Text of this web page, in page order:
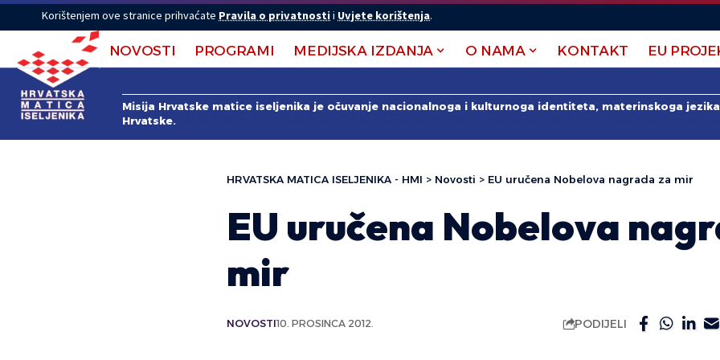
Korištenjem ove stranice prihvaćate Pravila o privatnostii Uvjete korištenja.
NOVOSTI PROGRAMI MEDIJSKA IZDANJA O NAMA KONTAKT EU
Misija Hrvatske matice iseljenika je očuvanje nacionalnoga i kulturnoga identiteta, materinskoga
Hrvatske.
HRVATSKA MATICA ISELJENIKA - HMI > Novosti > EU uručena Nobelova nagrada za mir
EU uručena Nobelova
mir
NOVOSTI10. PROSINCA 2012. PODIJELI